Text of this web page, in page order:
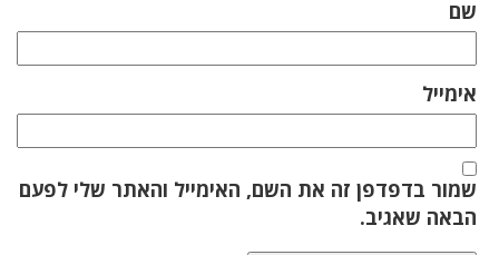
שם
אימייל
שמור בדפדפן זה את השם, האימייל והאתר שלי לפעם
הבאה שאגיב.